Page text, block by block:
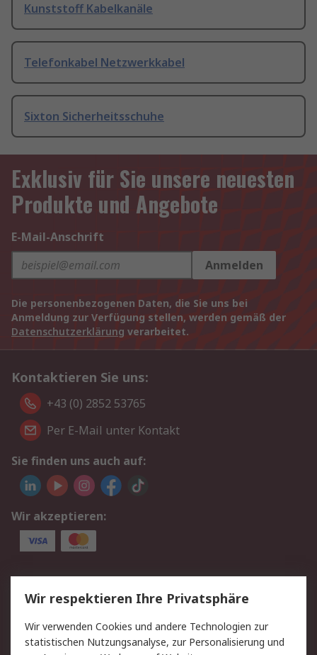
Kunststoff Kabelkanäle
Telefonkabel Netzwerkkabel
Sixton Sicherheitsschuhe
Exklusiv für Sie unsere neuesten
Produkte und Angebote
E-Mail-Anschrift
Anmelden
Die personenbezogenen Daten, die Sie uns bei
Anmeldung zur Verfügung stellen, werden gemäß der
Datenschutzerklärung verarbeitet.
Kontaktieren Sie uns:
+43 (0) 2852 53765
Per E-Mail unter Kontakt
Sie finden uns auch auf:
Wir akzeptieren:
Service
Value Added Services
Lieferlösungen
Rücksendung/Entsorgung Kontakt
Hilfe
Wir respektieren Ihre Privatsphäre
Wir verwenden Cookies und andere Technologien zur
statistischen Nutzungsanalyse, zur Personalisierung und